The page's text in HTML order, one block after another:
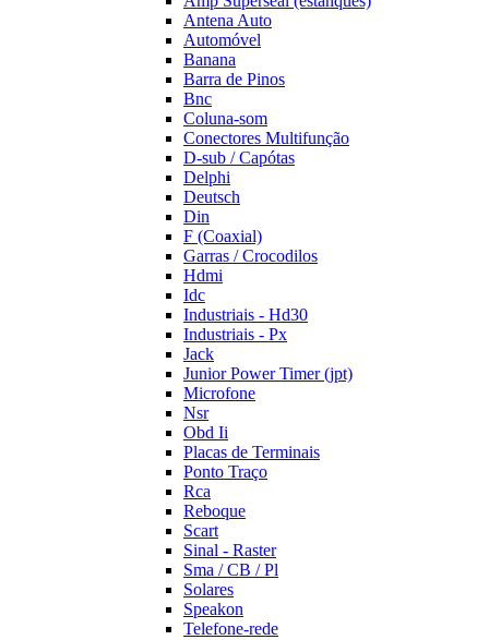
Antena Auto
Automóvel
Banana
Barra de Pinos
Bnc
Coluna-som
Conectores Multifunção
D-sub / Capótas
Delphi
Deutsch
Din
F (Coaxial)
Garras / Crocodilos
Hdmi
Idc
Industriais - Hd30
Industriais - Px
Jack
Junior Power Timer (jpt)
Microfone
Nsr
Obd Ii
Placas de Terminais
Ponto Traço
Rca
Reboque
Scart
Sinal - Raster
Sma / CB / Pl
Solares
Speakon
Telefone-rede